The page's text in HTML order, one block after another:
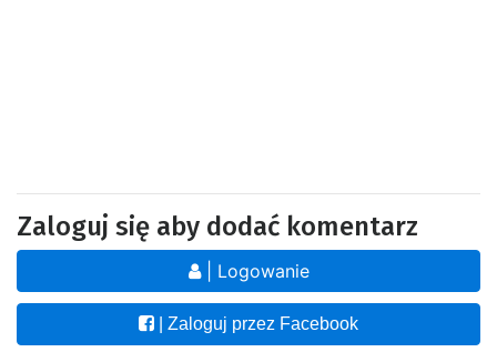
Zaloguj się aby dodać komentarz
| Logowanie
| Zaloguj przez Facebook